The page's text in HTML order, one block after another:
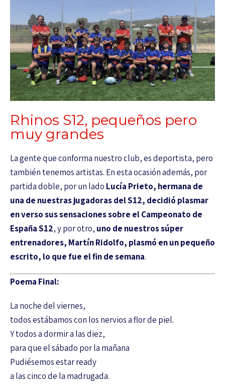
Rhinos S12, pequeños pero
muy grandes
La gente que conforma nuestro club, es deportista, pero
también tenemos artistas. En esta ocasión además, por
partida doble, por un lado Lucía Prieto, hermana de
una de nuestras jugadoras del S12, decidió plasmar
en verso sus sensaciones sobre el Campeonato de
España S12, y por otro, uno de nuestros súper
entrenadores, Martín Ridolfo, plasmó en un pequeño
escrito, lo que fue el fin de semana.
Poema Final:
La noche del viernes,
todos estábamos con los nervios a flor de piel.
Y todos a dormir a las diez,
para que el sábado por la mañana
Pudiésemos estar ready
a las cinco de la madrugada.